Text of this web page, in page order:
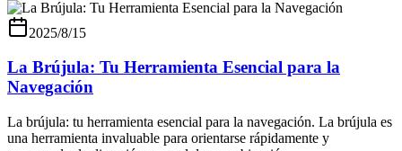
2025/8/15
La Brújula: Tu Herramienta Esencial para la
Navegación
La brújula: tu herramienta esencial para la navegación. La brújula es
una herramienta invaluable para orientarse rápidamente y